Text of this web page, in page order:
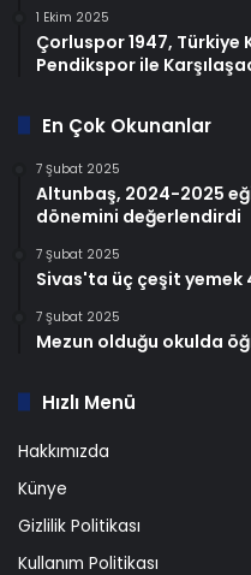
1 Ekim 2025
Çorluspor 1947, Türkiye
Pendikspor ile
En Çok Okunanlar
7 Şubat 2025
Altunbaş, 2024-2025
dönemini değerlendirdi
7 Şubat 2025
Sivas'ta üç çeşit yemek
7 Şubat 2025
Mezun olduğu okulda
Hızlı Menü
Hakkımızda
Künye
Gizlilik Politikası
Kullanım Politikası